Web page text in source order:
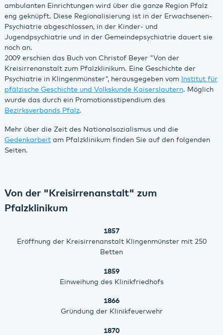
ambulanten Einrichtungen wird über die ganze Region Pfalz
eng geknüpft. Diese Regionalisierung ist in der Erwachsenen-
Psychiatrie abgeschlossen, in der Kinder- und
Jugendpsychiatrie und in der Gemeindepsychiatrie dauert sie
noch an.
2009 erschien das Buch von Christof Beyer "Von der
Kreisirrenanstalt zum Pfalzklinikum. Eine Geschichte der
Psychiatrie in Klingenmünster", herausgegeben vom
Institut für
pfälzische Geschichte und Volkskunde Kaiserslautern. Möglich
wurde das durch ein Promotionsstipendium des
Bezirksverbands Pfalz.
Mehr über die Zeit des Nationalsozialismus und die
Gedenkarbeitam Pfalzklinikum finden Sie auf den folgenden
Seiten.
Von der "Kreisirrenanstalt" zum
Pfalzklinikum
1857
Eröffnung der Kreisirrenanstalt Klingenmünster mit 250
Betten
1859
Einweihung des Klinikfriedhofs
1866
Gründung der Klinikfeuerwehr
1870